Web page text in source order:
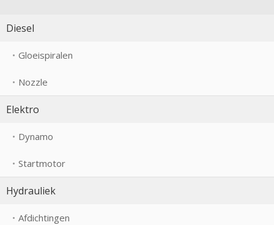
Diesel
Gloeispiralen
Nozzle
Elektro
Dynamo
Startmotor
Hydrauliek
Afdichtingen